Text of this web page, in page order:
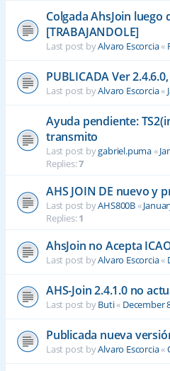
Colgada AhsJoin luego
[TRABAJANDOLE]
Last post byAlvaro Escorcia«
PUBLICADA Ver
Last post byAlvaro Escorcia«
Ayuda pendiente:
transmito
Last post bygabriel.puma«
Replies:7
AHS JOIN DE nuevo y
Last post byAHS800B«
Replies:1
AhsJoin no Acepta
Last post byAlvaro Escorcia«
AHS-Join 2.4.1.0 no
Last post byButi« December
Publicada nueva
Last post byAlvaro Escorcia«